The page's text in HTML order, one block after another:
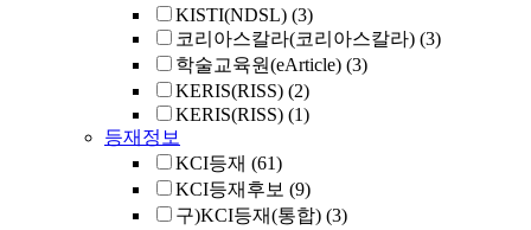
KISTI(NDSL) (3)
코리아스칼라(코리아스칼라) (3)
학술교육원(eArticle) (3)
KERIS(RISS) (2)
KERIS(RISS) (1)
등재정보
KCI등재 (61)
KCI등재후보 (9)
구)KCI등재(통합) (3)